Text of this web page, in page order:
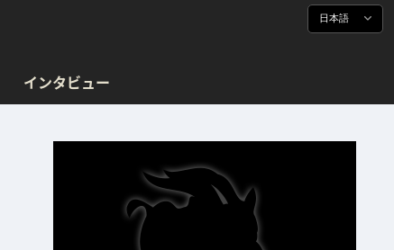
日本語
インタビュー